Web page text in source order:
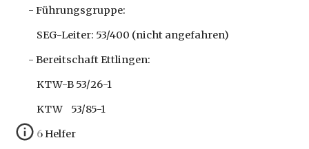
    - Führungsgruppe:
        SEG-Leiter: 53/400 (nicht angefahren)
    - Bereitschaft Ettlingen:
        KTW-B 53/26-1
        KTW    53/85-1
        6 Helfer